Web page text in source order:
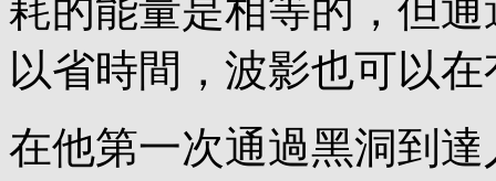
耗的能量是相等的，但
以省時間，波影也可以
在他第一次通過黑洞到